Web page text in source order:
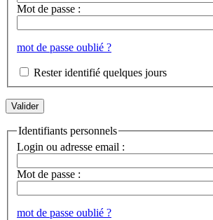
Mot de passe :
mot de passe oublié ?
Rester identifié quelques jours
Identifiants personnels
Login ou adresse email :
Mot de passe :
mot de passe oublié ?